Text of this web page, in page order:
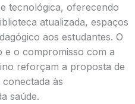
tecnológica, oferecendo
atualizada, espaços
aos estudantes. O
e o compromisso com a
reforçam a proposta de
às
saúde.